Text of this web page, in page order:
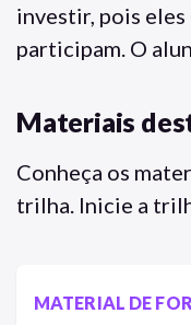
investir, pois
participam. O
Materiais
Conheça os
trilha. Inicie a
MATERIAL DE